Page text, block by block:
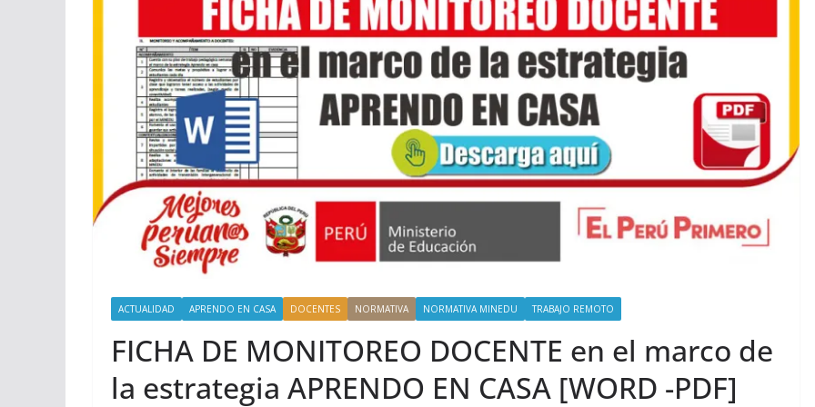
ACTUALIDAD APRENDO EN CASA DOCENTES NORMATIVA NORMATIVA MINEDU TRABAJO REMOTO
FICHA DE MONITOREO DOCENTE en el marco de
la estrategia APRENDO EN CASA [WORD -PDF]